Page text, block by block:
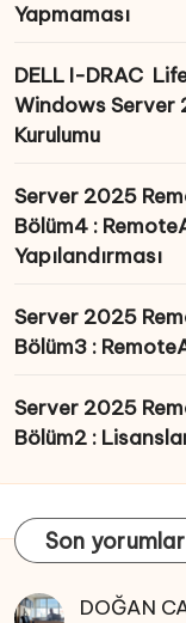
Yapmaması
DELL I-DRAC
Windows Server
Kurulumu
Server 2025
Bölüm4 :
Yapılandırması
Server 2025
Bölüm3 :
Server 2025
Bölüm2 :
Son yorumlar
DOĞAN